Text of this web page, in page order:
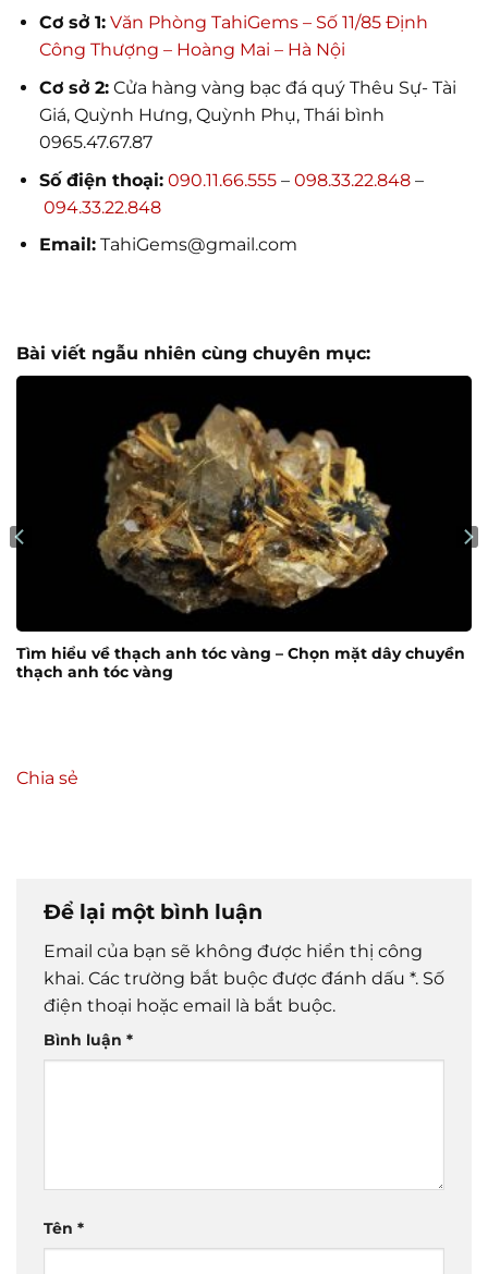
Cơ sở 1: Văn Phòng TahiGems – Số 11/85 Định
Công Thượng – Hoàng Mai – Hà Nội
Cơ sở 2:Cửa hàng vàng bạc đá quý Thêu Sự- Tài
Giá, Quỳnh Hưng, Quỳnh Phụ, Thái bình
0965.47.67.87
Số điện thoại: 090.11.66.555–098.33.22.848–
094.33.22.848
Email:TahiGems@gmail.com
Bài viết ngẫu nhiên cùng chuyên mục:
Tìm hiểu về thạch anh tóc vàng – Chọn mặt dây chuyền
thạch anh tóc vàng
Chia sẻ
Để lại một bình luận
Email của bạn sẽ không được hiển thị công
khai. Các trường bắt buộc được đánh dấu *. Số
điện thoại hoặc email là bắt buộc.
Bình luận *
Tên *